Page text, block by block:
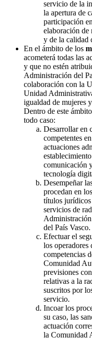
servicio de la
la apertura de
participación
elaboración de
y de la calidad
En el ámbito de los
acometerá todas las
y que no estén
Administración del
colaboración con la
Unidad
igualdad de mujeres
Dentro de este
todo caso:
Desarrollar en
competentes
actuaciones
comunicación
tecnología
Desempeñar
procedan en
títulos jurídicos
servicios de
del País Vasco.
Efectuar el
los operadores
competencias
Comunidad
previsiones
relativas a la
suscritos por
servicio.
Incoar los
su caso, las
actuación
la Comunidad